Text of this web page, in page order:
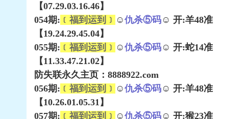
【07.29.03.16.46】
054期: ﹝福到运到﹞ ☺仇杀⑤码☺ 开:羊48准
【19.24.29.45.04】
055期: ﹝福到运到﹞ ☺仇杀⑤码☺ 开:蛇14准
【11.33.47.21.02】
防失联永久主页：8888922.com
056期: ﹝福到运到﹞ ☺仇杀⑤码☺ 开:羊48准
【10.26.01.05.31】
057期: ﹝福到运到﹞ ☺仇杀⑤码☺ 开:猴23准